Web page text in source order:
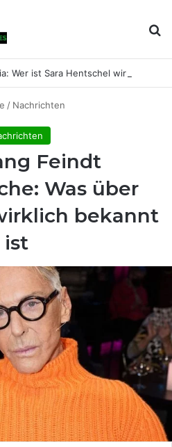
/ Nachrichten
Feindt
Was über
bekannt
ist